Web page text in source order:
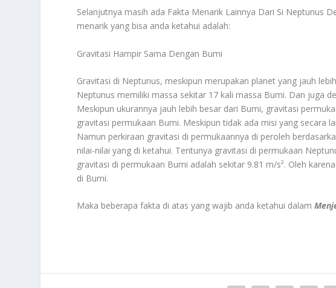
Selanjutnya masih ada Fakta Menarik Lainnya Dari Si Neptunus
menarik yang bisa anda ketahui adalah:
Gravitasi Hampir Sama Dengan Bumi
Gravitasi di Neptunus, meskipun merupakan planet yang jauh
Neptunus memiliki massa sekitar 17 kali massa Bumi. Dan juga
Meskipun ukurannya jauh lebih besar dari Bumi, gravitasi
gravitasi permukaan Bumi. Meskipun tidak ada misi yang secara
Namun perkiraan gravitasi di permukaannya di peroleh
nilai-nilai yang di ketahui. Tentunya gravitasi di permukaan
gravitasi di permukaan Bumi adalah sekitar 9.81 m/s². Oleh
di Bumi.
Maka beberapa fakta di atas yang wajib anda ketahui dalam